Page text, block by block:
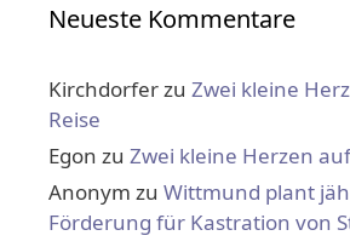
Neueste Kommentare
Kirchdorfer zu Zwei kleine
Reise
Egon zu Zwei kleine Herzen
Anonym zu Wittmund plant
Förderung für Kastration von